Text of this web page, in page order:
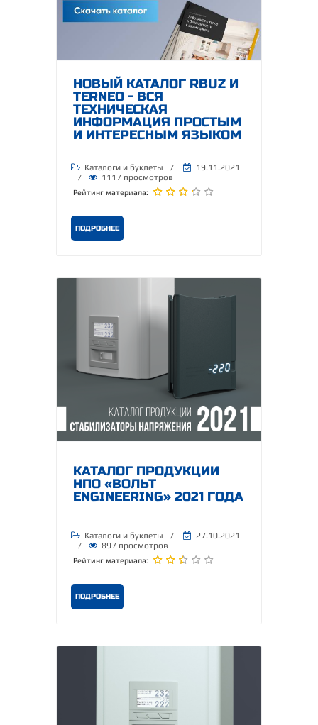
НОВЫЙ КАТАЛОГ RBUZ И
TERNEO - ВСЯ
ТЕХНИЧЕСКАЯ
ИНФОРМАЦИЯ ПРОСТЫМ
И ИНТЕРЕСНЫМ ЯЗЫКОМ
Каталоги и буклеты /
19.11.2021
/
1117 просмотров
Рейтинг материала:
ПОДРОБНЕЕ
КАТАЛОГ ПРОДУКЦИИ
НПО «ВОЛЬТ
ENGINEERING» 2021 ГОДА
Каталоги и буклеты /
27.10.2021
/
897 просмотров
Рейтинг материала:
ПОДРОБНЕЕ